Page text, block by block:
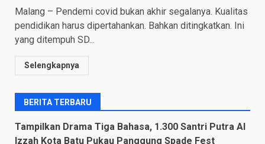
Malang – Pendemi covid bukan akhir segalanya. Kualitas
pendidikan harus dipertahankan. Bahkan ditingkatkan. Ini
yang ditempuh SD...
Selengkapnya
BERITA TERBARU
Tampilkan Drama Tiga Bahasa, 1.300 Santri Putra Al
Izzah Kota Batu Pukau Panggung Spade Fest